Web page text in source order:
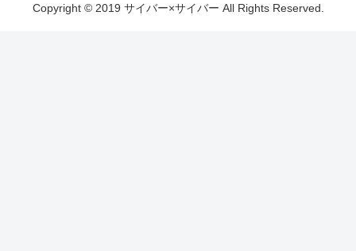
Copyright © 2019 サイバー×サイバー All Rights Reserved.